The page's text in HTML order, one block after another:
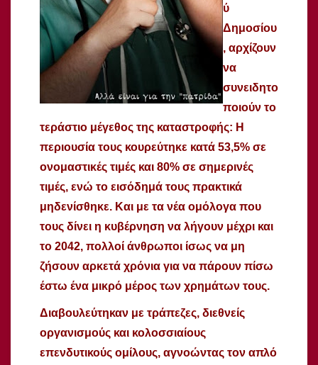
ύ
Δημοσίου
, αρχίζουν
να
συνειδητο
ποιούν το
τεράστιο μέγεθος της καταστροφής: Η
περιουσία τους κουρεύτηκε κατά 53,5% σε
ονομαστικές τιμές και 80% σε σημερινές
τιμές, ενώ το εισόδημά τους πρακτικά
μηδενίσθηκε. Και με τα νέα ομόλογα που
τους δίνει η κυβέρνηση να λήγουν μέχρι και
το 2042, πολλοί άνθρωποι ίσως να μη
ζήσουν αρκετά χρόνια για να πάρουν πίσω
έστω ένα μικρό μέρος των χρημάτων τους.
Διαβουλεύτηκαν με τράπεζες, διεθνείς
οργανισμούς και κολοσσιαίους
επενδυτικούς ομίλους, αγνοώντας τον απλό